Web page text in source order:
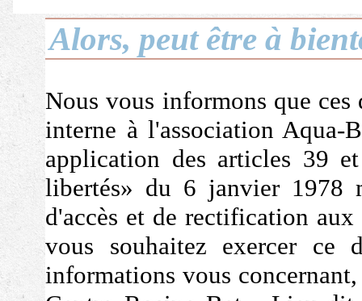
Alors, peut être à
Nous vous informons que ces
interne à l'association Aqua-
application des articles 39
libertés» du 6 janvier 1978
d'accès et de rectification
vous souhaitez exercer ce
informations vous